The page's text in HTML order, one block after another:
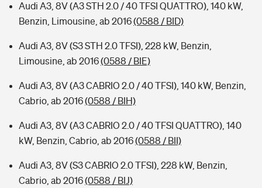
Audi A3, 8V (A3 STH 2.0 / 40 TFSI QUATTRO), 140 kW,
Benzin, Limousine, ab 2016(0588 / BID)
Audi A3, 8V (S3 STH 2.0 TFSI), 228 kW, Benzin,
Limousine, ab 2016(0588 / BIE)
Audi A3, 8V (A3 CABRIO 2.0 / 40 TFSI), 140 kW, Benzin,
Cabrio, ab 2016(0588 / BIH)
Audi A3, 8V (A3 CABRIO 2.0 / 40 TFSI QUATTRO), 140
kW, Benzin, Cabrio, ab 2016(0588 / BII)
Audi A3, 8V (S3 CABRIO 2.0 TFSI), 228 kW, Benzin,
Cabrio, ab 2016(0588 / BIJ)